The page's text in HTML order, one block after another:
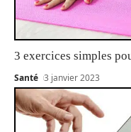
3 exercices simples
Santé 3 janvier 2023